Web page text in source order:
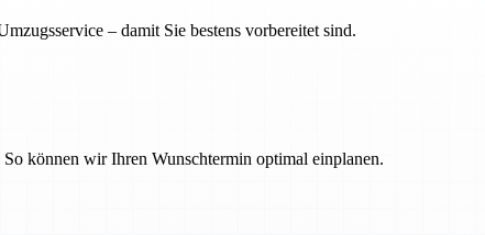
– damit Sie bestens vorbereitet sind.
können wir Ihren Wunschtermin optimal einplanen.